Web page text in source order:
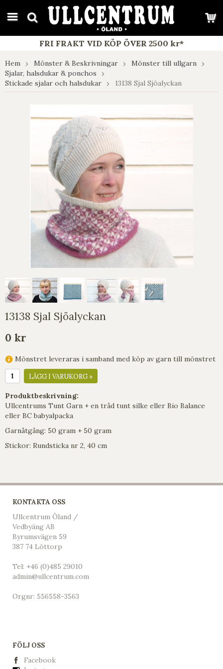
google-site-verification: google7e4b1026db5d9f32.html
FRI FRAKT VID KÖP ÖVER 2500 kr*
Hem Mönster & Beskrivningar
Mönster till ullgarn
Sjalar, halsdukar & ponchos
Stickade sjalar och halsdukar
13138 Sjal Sjöalyckan
13138 Sjal Sjöalyckan
0 kr
Mönstret leveraras i samband med köp av garn till mönstret
LÄGG I VARUKORG »
Produktbeskrivning:
Ullcentrums Tunt Garn + en tråd tunt silke eller Bio Balance
eller BC babyalpacka
Garnåtgång: 50 gram + 50 gram
Stickor: Rundsticka nr 2, 40 cm
KONTAKTA OSS
Ullcentrum Öland /
Vedbyäng AB
Byrumsvägen 59
387 74 Löttorp
Tel: +46 (0)485 29010
admin@ullcentrum.com
Orgnr: 556558-3563
FÖLJ OSS
Facebook